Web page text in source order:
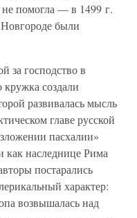
помогла — в 1499 г.
были
за господство в
кружка создали
развивалась мысль
главе русской
пасхалии»
как наследнице Рима
постарались
характер:
возвышалась над